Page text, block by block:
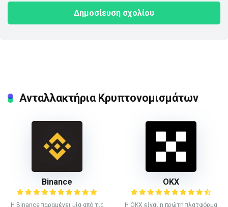
Ανταλλακτήρια Κρυπτονομισμάτων
Binance
Η Binance παραμένει μία από τις
ΟΚΧ
Η OKX είναι η πρώτη πλατφόρμα